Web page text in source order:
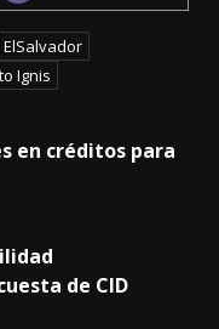
ElSalvador
Ignis
en créditos para
de CID